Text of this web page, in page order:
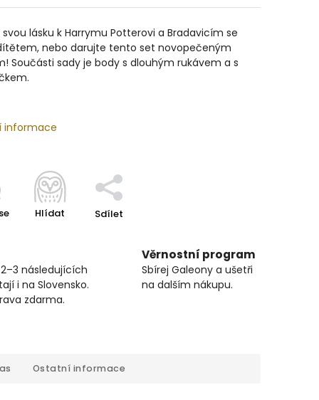
lásku k Harrymu Potterovi a Bradavicím se
nebo darujte tento set novopečeným
Součásti sady je body s dlouhým rukávem a s
informace
Hlídat Sdílet
následujících
i na Slovensko.
zdarma.
Věrnostní program
Sbírej Galeony a ušetři
na dalším nákupu.
Ostatní informace